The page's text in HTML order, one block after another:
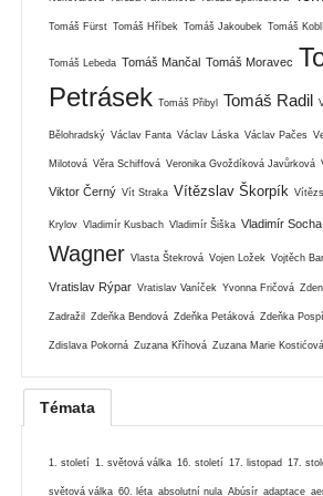
Tomáš Fürst Tomáš Hříbek Tomáš Jakoubek Tomáš
Tomáš Lebeda Tomáš Mančal Tomáš Moravec
Petrásek Tomáš Přibyl Tomáš Radil
Bělohradský Václav Fanta Václav Láska Václav Pačes
Milotová Věra Schiffová Veronika Gvoždíková Javůrková
Viktor Černý Vít Straka Vítězslav Škorpík
Krylov Vladimír Kusbach Vladimír Šiška Vladimír Socha
Wagner Vlasta Štekrová Vojen Ložek Vojtěch
Vratislav Rýpar Vratislav Vaníček Yvonna Fričová
Zadražil Zdeňka Bendová Zdeňka Petáková Zdeňka
Zdislava Pokorná Zuzana Kříhová Zuzana Marie Kostićová
Témata
1. století 1. světová válka 16. století 17. listopad 17.
světová válka 60. léta absolutní nula Abúsír adaptace